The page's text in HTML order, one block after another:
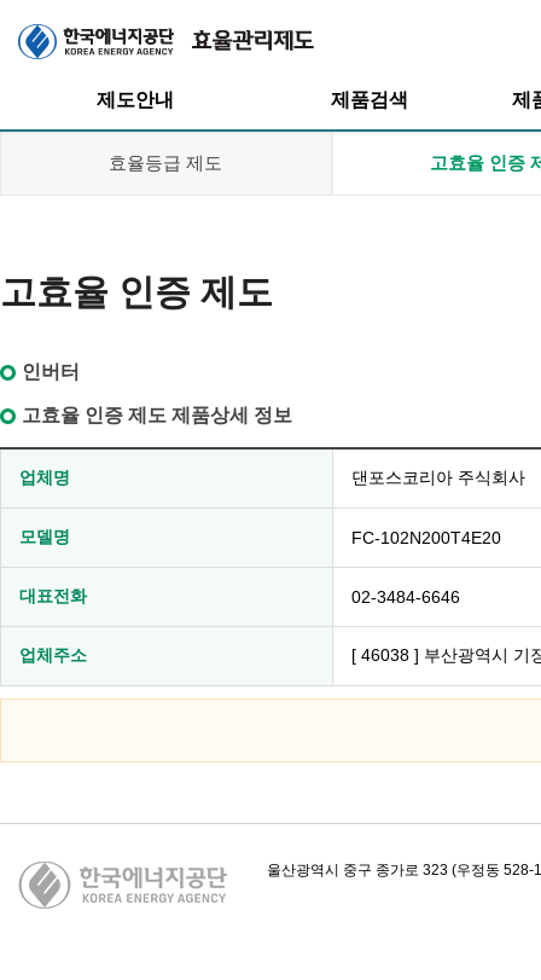
제도안내
효율관리제도
고효율인증제도
대기전력저감
제품검색 제
효율등급 제도 고효율 인증
고효율 인증 제도
인버터
고효율 인증 제도 제품상세 정보
업체명 댄포스코리아 주식회사
모델명 FC-102N200T4E20
대표전화 02-3484-6646
업체주소 [ 46038 ] 부산광역시 기
울산광역시 중구 종가로 323 (우정동 528-